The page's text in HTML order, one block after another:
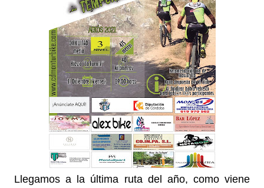
Llegamos a la última ruta del año, como viene